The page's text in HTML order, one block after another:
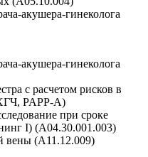
акушера-гинеколога
акушера-гинеколога
с расчетом рисков в
PAPP-A)
при сроке
I) (А04.30.001.003)
вены (A11.12.009)